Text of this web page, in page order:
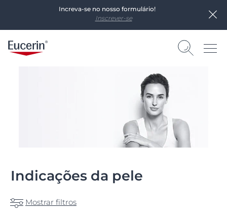
Increva-se no nosso formulário!
Inscrever-se
Indicações da pele
Mostrar filtros